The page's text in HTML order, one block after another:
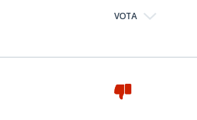
VOTA